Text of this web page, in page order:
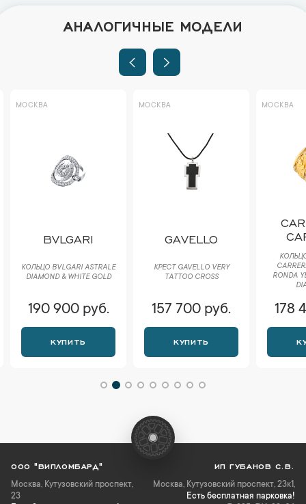
АНАЛОГИЧНЫЕ МОДЕЛИ
МОСКВА
BVLGARI
КОЛЬЦО BVLGARI ASTRALE
DIAMOND & WHITE GOLD
190 900 руб.
КУПИТЬ
МОСКВА
GAVELLO
КРЕСТ GAVELLO VERY
TATTOO CROSS
157 700 руб.
КУПИТЬ
МОСКВА
RONDA
178
ООО "ВИПЛОМБАРД"
Москва, Кутузовский проспект,
23
ИП ГУБАНОВ С.В.
Москва, Кутузовский проспект, 23к1,
Есть бесплатная парковка!